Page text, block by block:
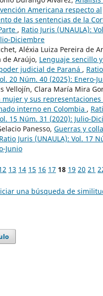
Americana respecto al
de las sentencias de la
, Ratio Juris (UNAULA):
Diciembre
Aléxia Luiza Pereira de
de Araújo, Lenguaje sencillo
judicial de Paraná ,
20 Núm. 40 (2025): Enero-
Vellojín, Clara María Mira
y sus representaciones
interno en Colombia ,
15 Núm. 31 (2020): Julio-
Panesso, Guerras y
Ratio Juris (UNAULA): Vol. 17
Junio
13 14 15 16 17 18 19 20 21
una búsqueda de